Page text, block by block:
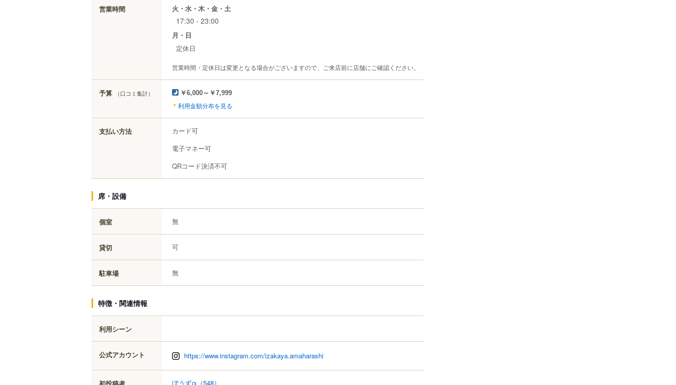
営業時間 火・水・木・金・土
17:30 - 23:00
月・日
定休日
営業時間・定休日は変更となる場合がございますので、ご来店前に店舗にご確認ください。
予算 （口コミ集計） ￥6,000～￥7,999
利用金額分布を見る
支払い方法
カード可
電子マネー可
QRコード決済不可
席・設備
個室 無
貸切 可
駐車場 無
特徴・関連情報
利用シーン
公式アカウント https://www.instagram.com/izakaya.amaharashi
初投稿者 ぼうずα （548）